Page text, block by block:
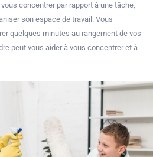
concentrer par rapport à une tâche,
son espace de travail. Vous
quelques minutes au rangement de vos
peut vous aider à vous concentrer et à